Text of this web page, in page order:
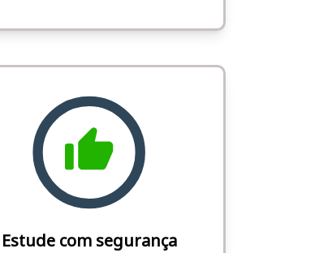
Estude com segurança